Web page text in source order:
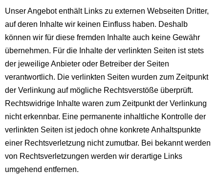
Unser Angebot enthält Links zu externen Webseiten Dritter,
auf deren Inhalte wir keinen Einfluss haben. Deshalb
können wir für diese fremden Inhalte auch keine Gewähr
übernehmen. Für die Inhalte der verlinkten Seiten ist stets
der jeweilige Anbieter oder Betreiber der Seiten
verantwortlich. Die verlinkten Seiten wurden zum Zeitpunkt
der Verlinkung auf mögliche Rechtsverstöße überprüft.
Rechtswidrige Inhalte waren zum Zeitpunkt der Verlinkung
nicht erkennbar. Eine permanente inhaltliche Kontrolle der
verlinkten Seiten ist jedoch ohne konkrete Anhaltspunkte
einer Rechtsverletzung nicht zumutbar. Bei bekannt werden
von Rechtsverletzungen werden wir derartige Links
umgehend entfernen.